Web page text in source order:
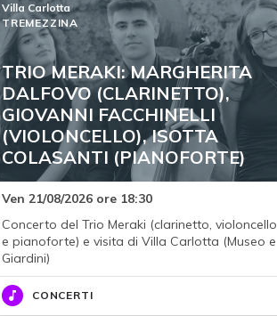
TRIO MERAKI: MARGHERITA
DALFOVO (CLARINETTO),
GIOVANNI FACCHINELLI
(VIOLONCELLO), ISOTTA
COLASANTI (PIANOFORTE)
Villa Carlotta
TREMEZZINA
Ven 21/08/2026 ore 18:30
Concerto del Trio Meraki (clarinetto, violoncello
e pianoforte) e visita di Villa Carlotta (Museo e
Giardini)
CONCERTI